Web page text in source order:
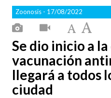
Zoonosis - 17/08/2022
Se dio inicio a
vacunación
llegará a todos
ciudad